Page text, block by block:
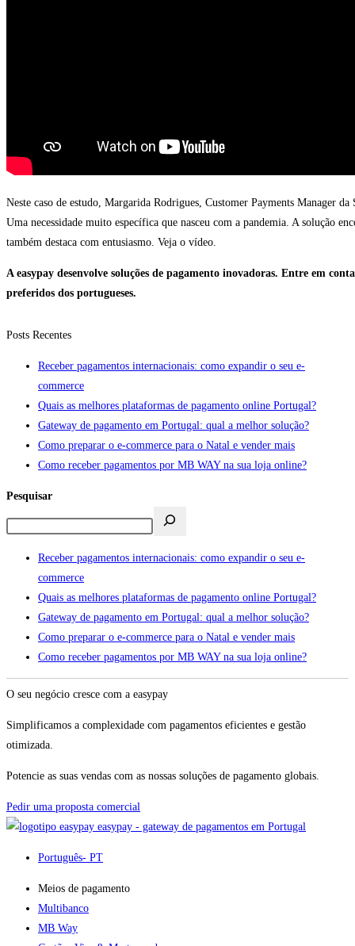
Neste caso de estudo, Margarida Rodrigues, Customer Payments Manager
Uma necessidade muito específica que nasceu com a pandemia. A solução
também destaca com entusiasmo. Veja o vídeo.
A easypay desenvolve soluções de pagamento inovadoras. Entre em
preferidos dos portugueses.
Posts Recentes
Receber pagamentos internacionais: como expandir o seu e-
commerce
Quais as melhores plataformas de pagamento online Portugal?
Gateway de pagamento em Portugal: qual a melhor solução?
Como preparar o e-commerce para o Natal e vender mais
Como receber pagamentos por MB WAY na sua loja online?
Pesquisar
Receber pagamentos internacionais: como expandir o seu e-
commerce
Quais as melhores plataformas de pagamento online Portugal?
Gateway de pagamento em Portugal: qual a melhor solução?
Como preparar o e-commerce para o Natal e vender mais
Como receber pagamentos por MB WAY na sua loja online?
O seu negócio cresce com a easypay
Simplificamos a complexidade com pagamentos eficientes e gestão
otimizada.
Potencie as suas vendas com as nossas soluções de pagamento globais.
Pedir uma proposta comercial
easypay - gateway de pagamentos em Portugal
Português- PT
Meios de pagamento
Multibanco
MB Way